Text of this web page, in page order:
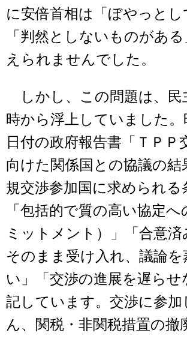
に安倍首相は「ぼやっとし
「判然としないものがあ
えられませんでした。
しかし、この問題は、民
時から浮上していました。
日付の政府報告書「ＴＰＰ
向けた関係国との協議の結
規交渉参加国に求められる
「包括的で質の高い協定へ
ミットメント）」「合意済
そのまま受け入れ、議論を
い」「交渉の進展を遅らせ
記しています。交渉に参加
ん、関税・非関税措置の撤